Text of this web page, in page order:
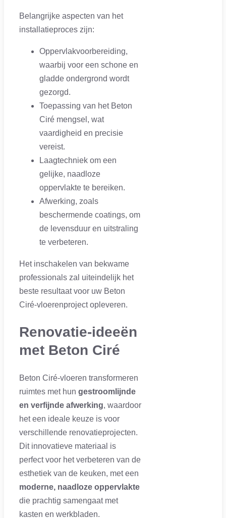
Belangrijke aspecten van het
installatieproces zijn:
Oppervlakvoorbereiding,
waarbij voor een schone en
gladde ondergrond wordt
gezorgd.
Toepassing van het Beton
Ciré mengsel, wat
vaardigheid en precisie
vereist.
Laagtechniek om een
gelijke, naadloze
oppervlakte te bereiken.
Afwerking, zoals
beschermende coatings, om
de levensduur en uitstraling
te verbeteren.
Het inschakelen van bekwame
professionals zal uiteindelijk het
beste resultaat voor uw Beton
Ciré-vloerenproject opleveren.
Renovatie-ideeën
met Beton Ciré
Beton Ciré-vloeren transformeren
ruimtes met hun gestroomlijnde
en verfijnde afwerking, waardoor
het een ideale keuze is voor
verschillende renovatieprojecten.
Dit innovatieve materiaal is
perfect voor het verbeteren van de
esthetiek van de keuken, met een
moderne, naadloze oppervlakte
die prachtig samengaat met
kasten en werkbladen.